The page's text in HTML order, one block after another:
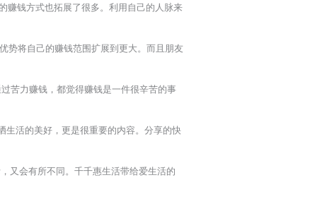
赚钱方式也拓展了很多。利用自己的人脉来
势将自己的赚钱范围扩展到更大。而且朋友
苦力赚钱，都觉得赚钱是一件很辛苦的事
生活的美好，更是很重要的内容。分享的快
又会有所不同。千千惠生活带给爱生活的